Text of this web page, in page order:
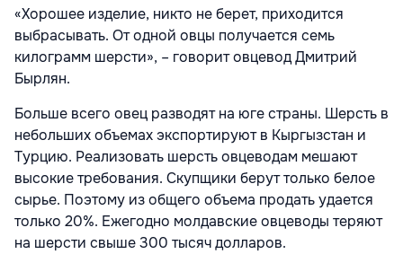
«Хорошее изделие, никто не берет, приходится
выбрасывать. От одной овцы получается семь
килограмм шерсти», – говорит овцевод Дмитрий
Бырлян.
Больше всего овец разводят на юге страны. Шерсть в
небольших объемах экспортируют в Кыргызстан и
Турцию. Реализовать шерсть овцеводам мешают
высокие требования. Скупщики берут только белое
сырье. Поэтому из общего объема продать удается
только 20%. Ежегодно молдавские овцеводы теряют
на шерсти свыше 300 тысяч долларов.